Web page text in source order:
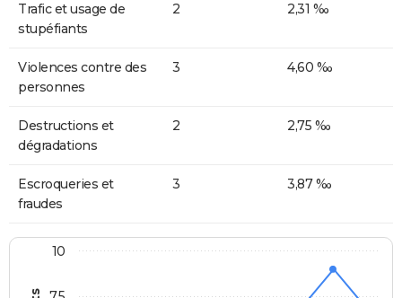
Trafic et usage de
stupéfiants
2 2,31 ‰
Violences contre des
personnes
3 4,60 ‰
Destructions et
dégradations
2 2,75 ‰
Escroqueries et
fraudes
3 3,87 ‰
10